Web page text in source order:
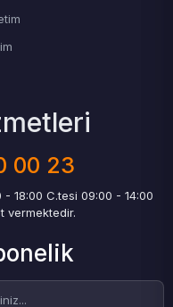
00 23
18:00 C.tesi 09:00 - 14:00
vermektedir.